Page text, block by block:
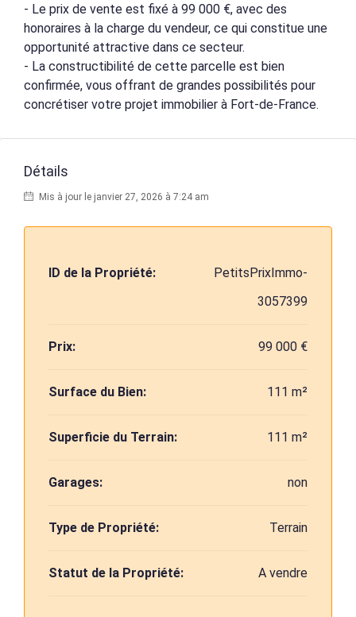
- Le prix de vente est fixé à 99 000 €, avec des
honoraires à la charge du vendeur, ce qui constitue une
opportunité attractive dans ce secteur.
- La constructibilité de cette parcelle est bien
confirmée, vous offrant de grandes possibilités pour
concrétiser votre projet immobilier à Fort-de-France.
Détails
Mis à jour le janvier 27, 2026 à 7:24 am
ID de la Propriété:
PetitsPrixImmo-
3057399
Prix: 99 000 €
Surface du Bien: 111 m²
Superficie du Terrain: 111 m²
Garages: non
Type de Propriété: Terrain
Statut de la Propriété: A vendre